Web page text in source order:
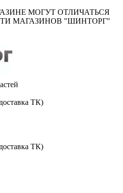
МОГУТ ОТЛИЧАТЬСЯ
МАГАЗИНОВ "ШИНТОРГ"
ТК)
ТК)